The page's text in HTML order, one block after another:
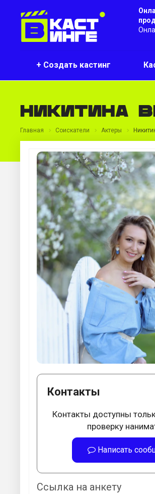
+ Создать кастинг
Никитина
Главная Соискатели Актеры
Контакты
Контакты доступны
проверку
Написать
Ссылка на анкету